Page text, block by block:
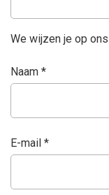
We wijzen je op ons
Naam *
E-mail *